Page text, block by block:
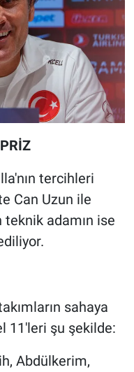
tercihleri
Can Uzun ile
adamın ise
sahaya
11'leri şu şekilde:
Abdülkerim,